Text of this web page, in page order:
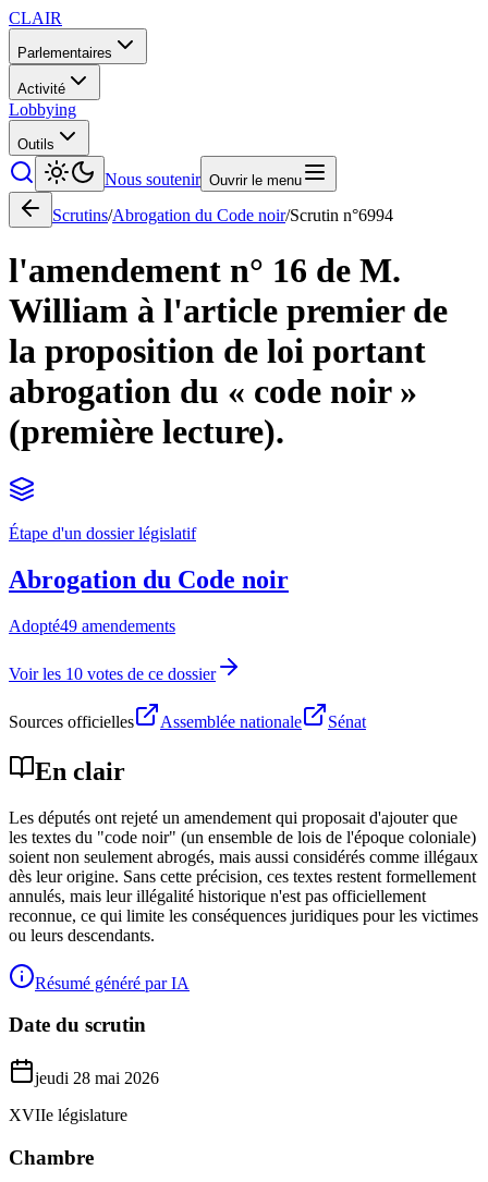
CLAIR
Parlementaires
Activité
Lobbying
Outils
Nous soutenir Ouvrir le menu
Scrutins/Abrogation du Code noir/Scrutin n°6994
l'amendement n° 16 de M.
William à l'article premier de
la proposition de loi portant
abrogation du « code noir »
(première lecture).
Étape d'un dossier législatif
Abrogation du Code noir
Adopté49 amendements
Voir les 10 votes de ce dossier
Sources officielles Assemblée nationale Sénat
En clair
Les députés ont rejeté un amendement qui proposait d'ajouter que
les textes du "code noir" (un ensemble de lois de l'époque coloniale)
soient non seulement abrogés, mais aussi considérés comme illégaux
dès leur origine. Sans cette précision, ces textes restent formellement
annulés, mais leur illégalité historique n'est pas officiellement
reconnue, ce qui limite les conséquences juridiques pour les victimes
ou leurs descendants.
Résumé généré par IA
Date du scrutin
jeudi 28 mai 2026
XVIIe législature
Chambre